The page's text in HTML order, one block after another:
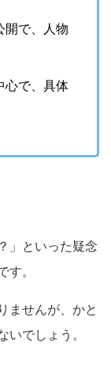
開で、人物
心で、具体
」といった疑念
す。
ませんが、かと
いでしょう。